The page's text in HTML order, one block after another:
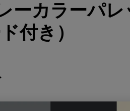
ーカラーパレ
付き）